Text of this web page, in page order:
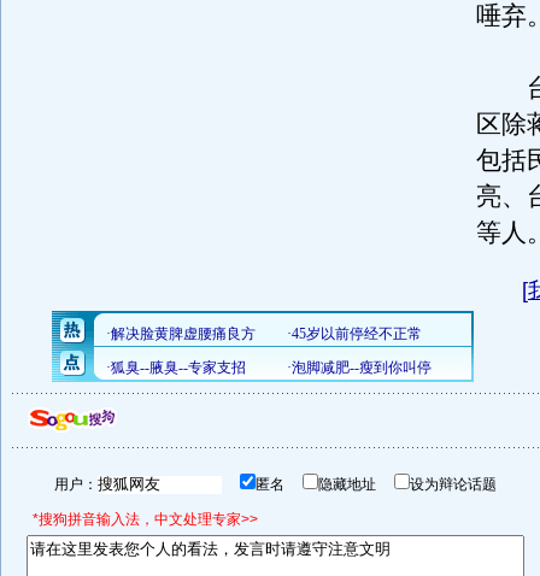
唾弃
台
区除
包括
亮、
等人
[
用户： 匿名 隐藏地址 设为辩论话题
*搜狗拼音输入法，中文处理专家>>